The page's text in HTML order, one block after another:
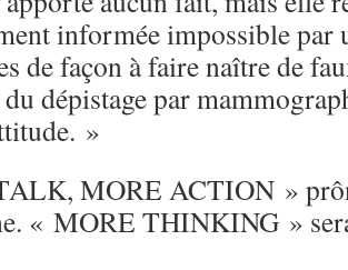
informée impossible par
de façon à faire naître de
dépistage par
»
MORE ACTION »
« MORE THINKING »